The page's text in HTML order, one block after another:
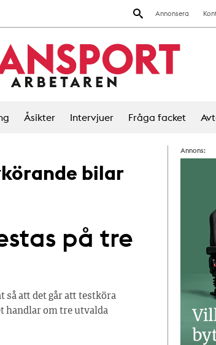
Annonsera
Åsikter Intervjuer Fråga facket
bilar
på tre
så att det går att testköra
handlar om tre utvalda
Annons: